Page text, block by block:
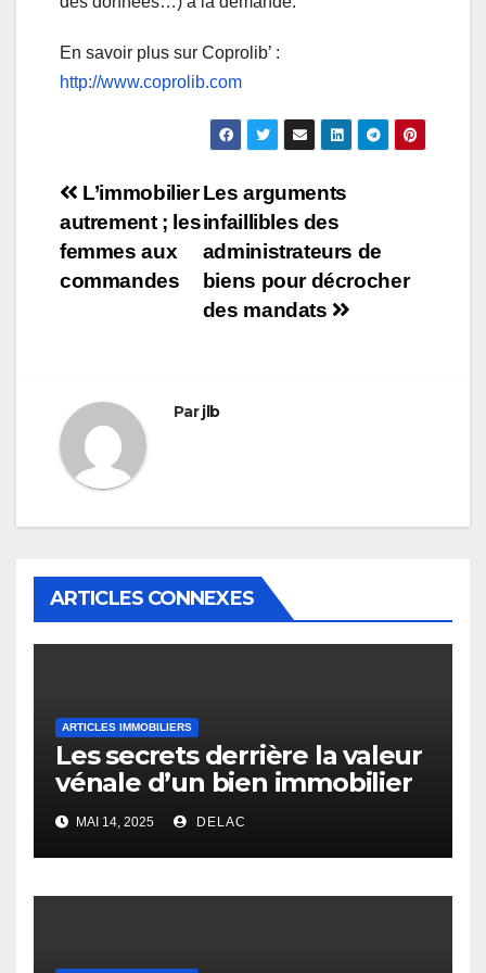
En savoir plus sur Coprolib’ :
http://www.coprolib.com
Navigation
de
l’article
Les arguments
infaillibles des
administrateurs de
biens pour décrocher
des mandats
L’immobilier
autrement ; les
femmes aux
commandes
Parjlb
ARTICLES CONNEXES
ARTICLES IMMOBILIERS
Les secrets derrière la valeur
vénale d’un bien immobilier
MAI 14, 2025 DELAC